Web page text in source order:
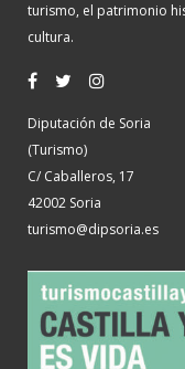
turismo, el patrimonio
cultura.
Diputación de Soria
(Turismo)
C/ Caballeros, 17
42002 Soria
turismo@dipsoria.es